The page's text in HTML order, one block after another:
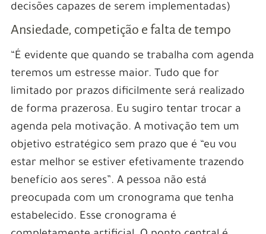
decisões capazes de serem implementadas)
Ansiedade, competição e falta de tempo
“É evidente que quando se trabalha com agenda
teremos um estresse maior. Tudo que for
limitado por prazos dificilmente será realizado
de forma prazerosa. Eu sugiro tentar trocar a
agenda pela motivação. A motivação tem um
objetivo estratégico sem prazo que é “eu vou
estar melhor se estiver efetivamente trazendo
benefício aos seres”. A pessoa não está
preocupada com um cronograma que tenha
estabelecido. Esse cronograma é